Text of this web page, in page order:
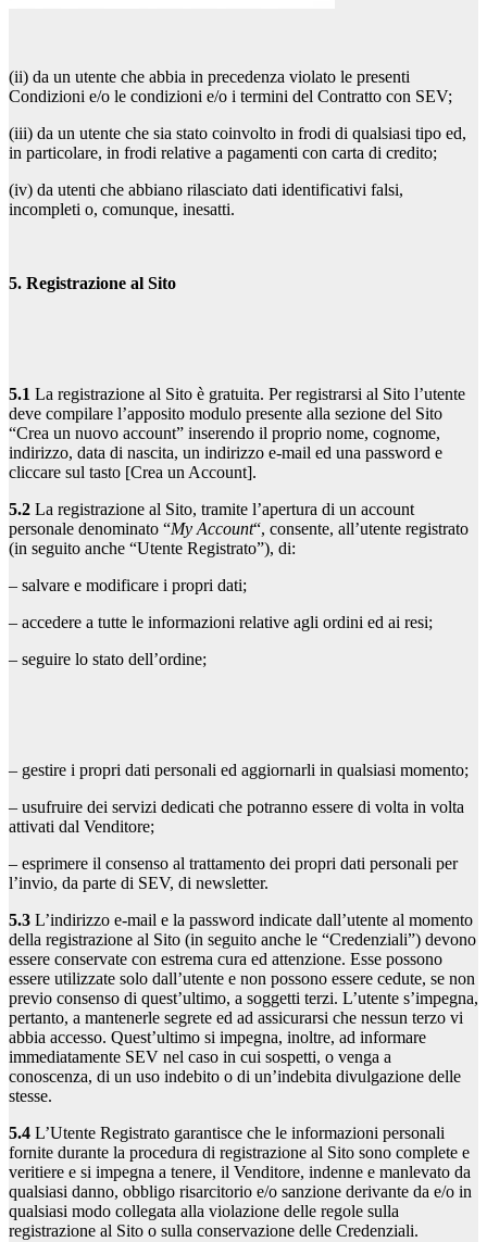
(ii) da un utente che abbia in precedenza violato le presenti
Condizioni e/o le condizioni e/o i termini del Contratto con SEV;
(iii) da un utente che sia stato coinvolto in frodi di qualsiasi tipo ed,
in particolare, in frodi relative a pagamenti con carta di credito;
(iv) da utenti che abbiano rilasciato dati identificativi falsi,
incompleti o, comunque, inesatti.
5. Registrazione al Sito
5.1 La registrazione al Sito è gratuita. Per registrarsi al Sito l’utente
deve compilare l’apposito modulo presente alla sezione del Sito
“Crea un nuovo account” inserendo il proprio nome, cognome,
indirizzo, data di nascita, un indirizzo e-mail ed una password e
cliccare sul tasto [Crea un Account].
5.2 La registrazione al Sito, tramite l’apertura di un account
personale denominato “My Account“, consente, all’utente registrato
(in seguito anche “Utente Registrato”), di:
– salvare e modificare i propri dati;
– accedere a tutte le informazioni relative agli ordini ed ai resi;
– seguire lo stato dell’ordine;
– gestire i propri dati personali ed aggiornarli in qualsiasi momento;
– usufruire dei servizi dedicati che potranno essere di volta in volta
attivati dal Venditore;
– esprimere il consenso al trattamento dei propri dati personali per
l’invio, da parte di SEV, di newsletter.
5.3 L’indirizzo e-mail e la password indicate dall’utente al momento
della registrazione al Sito (in seguito anche le “Credenziali”) devono
essere conservate con estrema cura ed attenzione. Esse possono
essere utilizzate solo dall’utente e non possono essere cedute, se non
previo consenso di quest’ultimo, a soggetti terzi. L’utente s’impegna,
pertanto, a mantenerle segrete ed ad assicurarsi che nessun terzo vi
abbia accesso. Quest’ultimo si impegna, inoltre, ad informare
immediatamente SEV nel caso in cui sospetti, o venga a
conoscenza, di un uso indebito o di un’indebita divulgazione delle
stesse.
5.4 L’Utente Registrato garantisce che le informazioni personali
fornite durante la procedura di registrazione al Sito sono complete e
veritiere e si impegna a tenere, il Venditore, indenne e manlevato da
qualsiasi danno, obbligo risarcitorio e/o sanzione derivante da e/o in
qualsiasi modo collegata alla violazione delle regole sulla
registrazione al Sito o sulla conservazione delle Credenziali.